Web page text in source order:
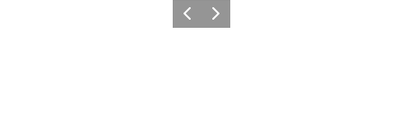
Forrige billede
Næste billede